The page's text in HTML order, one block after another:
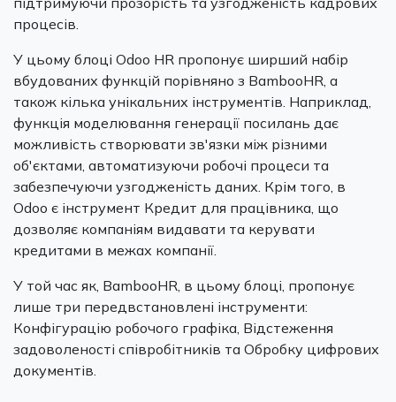
процесів.
У цьому блоці Odoo HR пропонує ширший набір
вбудованих функцій порівняно з BambooHR, а
також кілька унікальних інструментів. Наприклад,
функція моделювання генерації посилань дає
можливість створювати зв'язки між різними
об'єктами, автоматизуючи робочі процеси та
забезпечуючи узгодженість даних. Крім того, в
Odoo є інструмент Кредит для працівника, що
дозволяє компаніям видавати та керувати
кредитами в межах компанії.
У той час як, BambooHR, в цьому блоці, пропонує
лише три передвстановлені інструменти:
Конфігурацію робочого графіка, Відстеження
задоволеності співробітників та Обробку цифрових
документів.